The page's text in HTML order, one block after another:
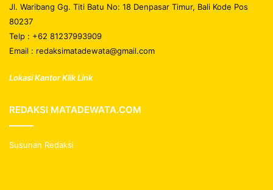
Jl. Waribang Gg. Titi Batu No: 18 Denpasar Timur, Bali Kode Pos
80237
Telp : +62 81237993909
Email : redaksimatadewata@gmail.com
Lokasi Kantor Klik Link
REDAKSI MATADEWATA.COM
Susunan Redaksi